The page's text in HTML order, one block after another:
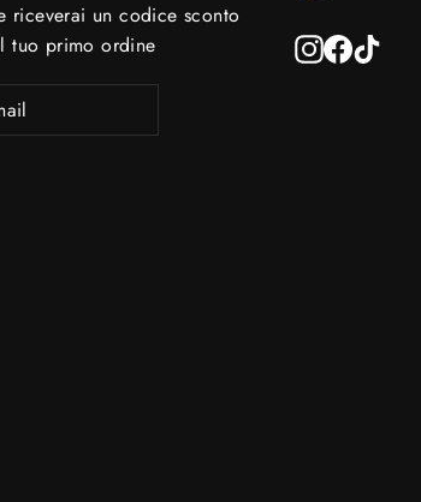
riceverai un codice sconto
tuo primo ordine
Instagram
Facebook
TikTok